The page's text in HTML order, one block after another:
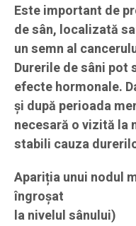
Este important de
de sân, localizată
un semn al
Durerile de sâni pot
efecte hormonale.
și după perioada
necesară o vizită la
stabili cauza
Apariția unui nodul
îngroșat
la nivelul sânului)